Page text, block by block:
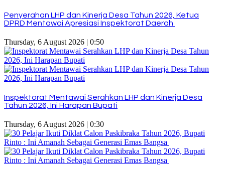
Penyerahan LHP dan Kinerja Desa Tahun 2026, Ketua
DPRD Mentawai Apresiasi Inspektorat Daerah
Thursday, 6 August 2026 | 0:50
Inspektorat Mentawai Serahkan LHP dan Kinerja Desa
Tahun 2026, Ini Harapan Bupati
Thursday, 6 August 2026 | 0:30